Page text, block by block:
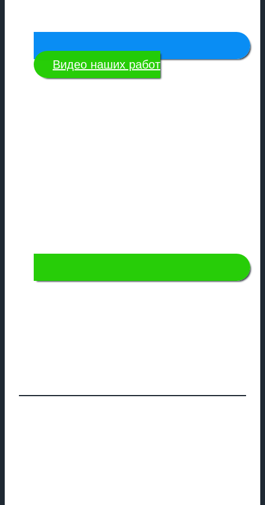
Видео наших работ